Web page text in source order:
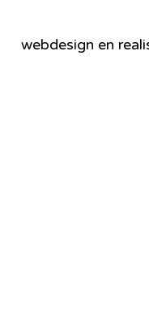
webdesign en